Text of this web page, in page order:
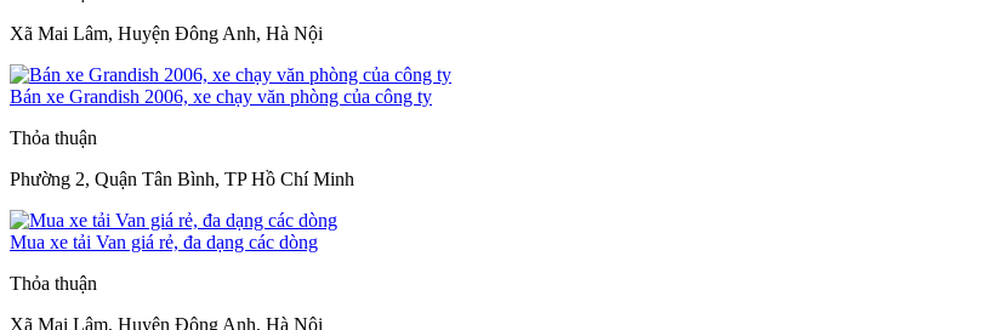
Xã Mai Lâm, Huyện Đông Anh, Hà Nội
Bán xe Grandish 2006, xe chạy văn phòng của công ty
Thỏa thuận
Phường 2, Quận Tân Bình, TP Hồ Chí Minh
Mua xe tải Van giá rẻ, đa dạng các dòng
Thỏa thuận
Xã Mai Lâm, Huyện Đông Anh, Hà Nội